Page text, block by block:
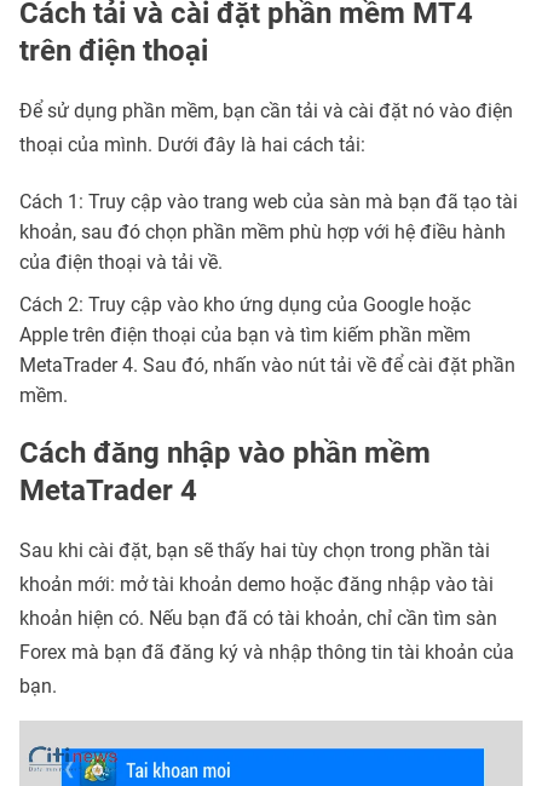
Cách tải và cài đặt phần mềm MT4
trên điện thoại
Để sử dụng phần mềm, bạn cần tải và cài đặt nó vào điện
thoại của mình. Dưới đây là hai cách tải:
Cách 1: Truy cập vào trang web của sàn mà bạn đã tạo tài
khoản, sau đó chọn phần mềm phù hợp với hệ điều hành
của điện thoại và tải về.
Cách 2: Truy cập vào kho ứng dụng của Google hoặc
Apple trên điện thoại của bạn và tìm kiếm phần mềm
MetaTrader 4. Sau đó, nhấn vào nút tải về để cài đặt phần
mềm.
Cách đăng nhập vào phần mềm
MetaTrader 4
Sau khi cài đặt, bạn sẽ thấy hai tùy chọn trong phần tài
khoản mới: mở tài khoản demo hoặc đăng nhập vào tài
khoản hiện có. Nếu bạn đã có tài khoản, chỉ cần tìm sàn
Forex mà bạn đã đăng ký và nhập thông tin tài khoản của
bạn.